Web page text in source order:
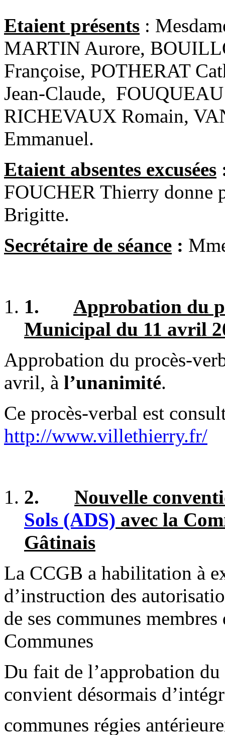
Etaient présents :
MARTIN Aurore,
Françoise, POTHERAT
Jean-Claude,
RICHEVAUX Romain,
Emmanuel.
Etaient absentes excusées
FOUCHER Thierry
Brigitte.
Secrétaire de séance :
1. Approbation du
Municipal du 11 avril
Approbation du procès-
avril, à l’unanimité.
Ce procès-verbal est
http://www.villethierry.fr/
2. Nouvelle
Sols (ADS) avec la
Gâtinais
La CCGB a habilitation à
d’instruction des
de ses communes
Communes
Du fait de l’approbation
convient désormais
communes régies